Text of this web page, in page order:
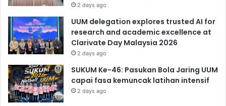
2 days ago
UUM delegation explores trusted AI for
research and academic excellence at
Clarivate Day Malaysia 2026
2 days ago
SUKUM Ke-46: Pasukan Bola Jaring UUM
capai fasa kemuncak latihan intensif
2 days ago